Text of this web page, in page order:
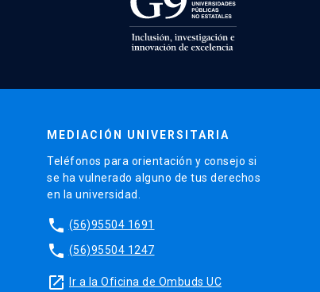
MEDIACIÓN UNIVERSITARIA
Teléfonos para orientación y consejo si
se ha vulnerado alguno de tus derechos
en la universidad.
phone (56)95504 1691
phone (56)95504 1247
launch Ir a la Oficina de Ombuds UC